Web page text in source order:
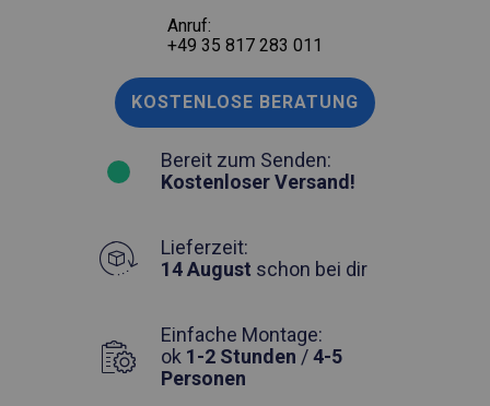
Anruf:
+49 35 817 283 011
KOSTENLOSE BERATUNG
Bereit zum Senden:
Kostenloser Versand!
Lieferzeit:
14 August schon bei dir
Einfache Montage:
ok 1-2 Stunden /4-5
Personen